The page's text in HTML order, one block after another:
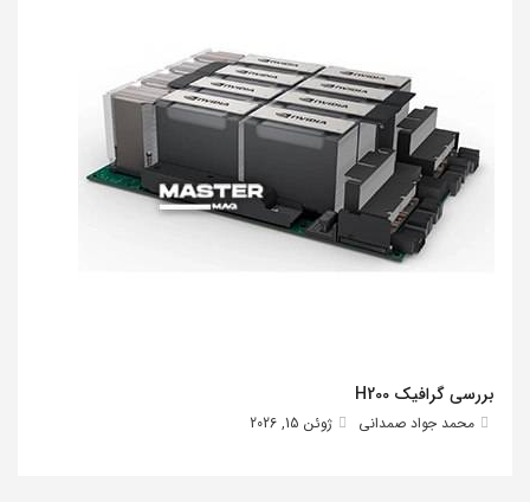
بررسی گرافیک H200
محمد جواد صمدانی ژوئن 15, 2026